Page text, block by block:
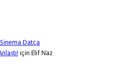
Sinema Datça
içinElif Naz